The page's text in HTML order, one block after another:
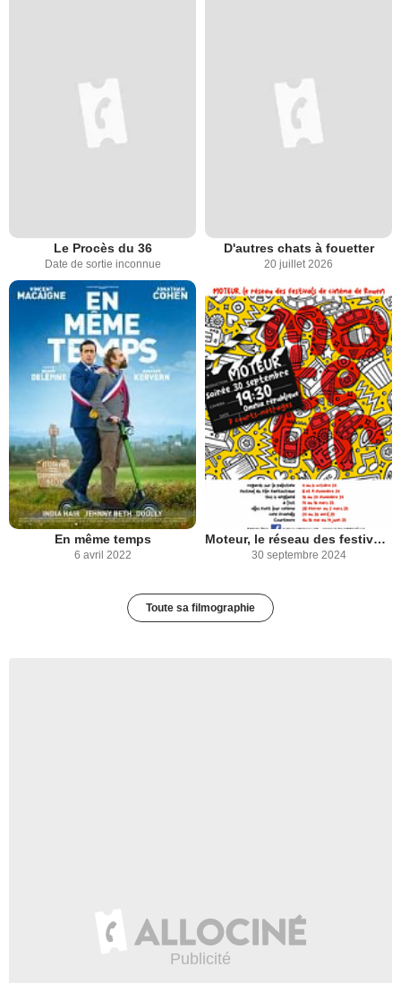
Le Procès du 36
Date de sortie inconnue
D'autres chats à fouetter
20 juillet 2026
En même temps
6 avril 2022
Moteur, le réseau des festivals de cinéma de Rouen
30 septembre 2024
Toute sa filmographie